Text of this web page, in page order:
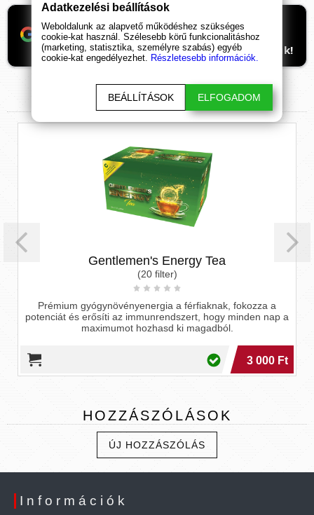
Ha támogatnád a munkánkat, itt tudod
beállítani, hogy előre kerüljenek
ismeretterjesztő cikkeink. Hálásan köszönjük!
KAPCSOLÓDÓ TERMÉKEK
Gentlemen's Energy Tea
(20 filter)
Prémium gyógynövényenergia a férfiaknak, fokozza a
potenciát és erősíti az immunrendszert, hogy minden nap a
maximumot hozhasd ki magadból.
3 000 Ft
HOZZÁSZÓLÁSOK
ÚJ HOZZÁSZÓLÁS
Információk
Adatkezelési beállítások
Weboldalunk az alapvető működéshez szükséges
cookie-kat használ. Szélesebb körű funkcionalitáshoz
(marketing, statisztika, személyre szabás) egyéb
cookie-kat engedélyezhet. Részletesebb információk.
BEÁLLÍTÁSOK ELFOGADOM